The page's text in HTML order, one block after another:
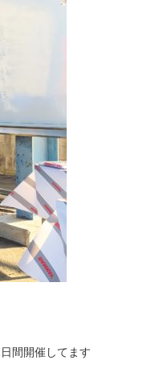
間開催してます